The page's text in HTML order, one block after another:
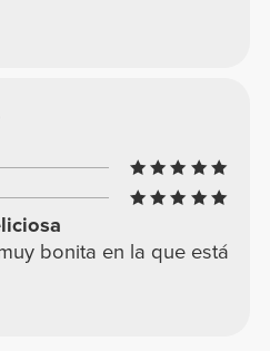
bonita en la que está